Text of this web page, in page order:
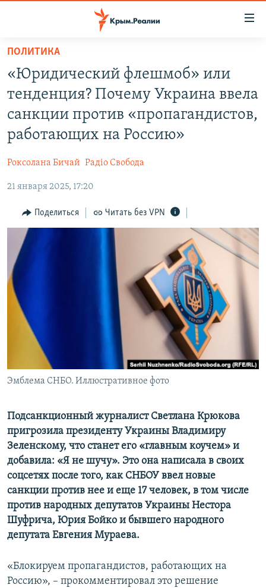
Вернуться
основному
содержанию
главной
Вернутся
СПЕЦПРОЕКТЫ
КАРТА ВОЕННЫХ ОБЪЕКТОВ КРЫМА
ИСТОРИЯ
ИНФОГРАФИКА
ТЕЛЕПРОЕКТ КРЫМ.РЕАЛИИ
СОВЕТЫ ПРАВОЗАЩИТНИКОВ
ELIFBE
УКРАИНСКАЯ ПРОБЛЕМА КРЫМА
КАК ОБОЙТИ БЛОКИРОВКУ
Qırımtatar
ПРИСОЕДИНЯЙТЕСЬ!
Все сайты RFE/RL
ПОЛИТИКА
«Юридический флешмоб» или
тенденция? Почему Украина ввела
санкции против «пропагандистов,
работающих на Россию»
Роксолана Бичай Радіо Свобода
21 января 2025, 17:20
Поделиться Читать без VPN
Эмблема СНБО. Иллюстративное фото
Подсанкционный журналист Светлана Крюкова
пригрозила президенту Украины Владимиру
Зеленскому, что станет его «главным коучем» и
добавила: «Я не шучу». Это она написала в своих
соцсетях после того, как СНБОУ ввел новые
санкции против нее и еще 17 человек, в том числе
против народных депутатов Украины Нестора
Шуфрича, Юрия Бойко и бывшего народного
депутата Евгения Мураева.
«Блокируем пропагандистов, работающих на
Россию», – прокомментировал это решение